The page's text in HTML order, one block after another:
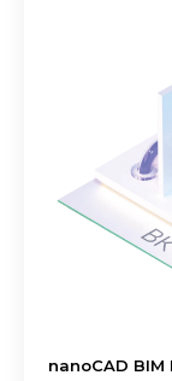
nanoCAD BIM